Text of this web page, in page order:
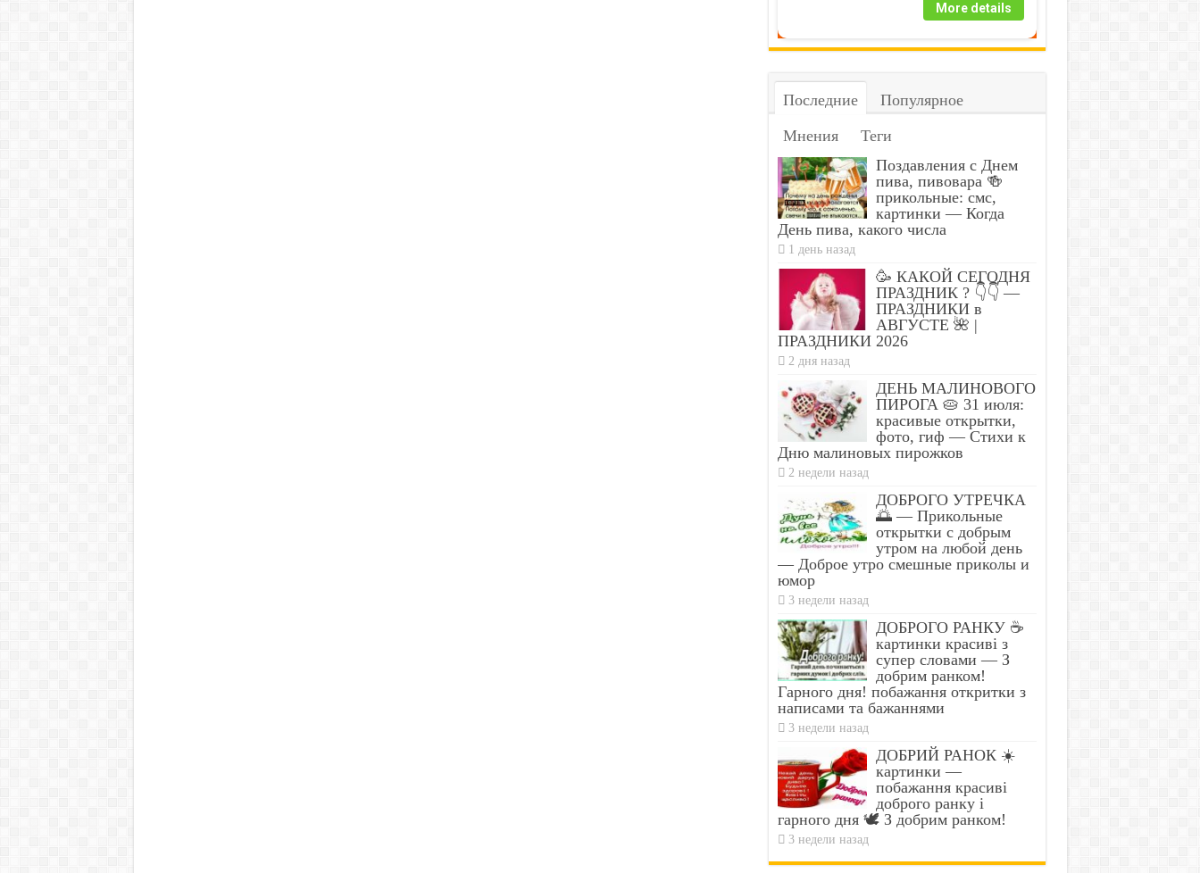
More details
Последние
Популярное
Мнения
Теги
Поздавления с Днем
пива, пивовара 🍻
прикольные: смс,
картинки — Когда
День пива, какого числа
1 день назад
🥳 КАКОЙ СЕГОДНЯ
ПРАЗДНИК ? 👇👇 —
ПРАЗДНИКИ в
АВГУСТЕ 🌺 |
ПРАЗДНИКИ 2026
2 дня назад
ДЕНЬ МАЛИНОВОГО
ПИРОГА 🥧 31 июля:
красивые открытки,
фото, гиф — Стихи к
Дню малиновых пирожков
2 недели назад
ДОБРОГО УТРЕЧКА
🌅 — Прикольные
открытки с добрым
утром на любой день
— Доброе утро смешные приколы и
юмор
3 недели назад
ДОБРОГО РАНКУ ☕
картинки красиві з
супер словами — З
добрим ранком!
Гарного дня! побажання откритки з
написами та бажаннями
3 недели назад
ДОБРИЙ РАНОК ☀️
картинки —
побажання красиві
доброго ранку і
гарного дня 🕊️ З добрим ранком!
3 недели назад